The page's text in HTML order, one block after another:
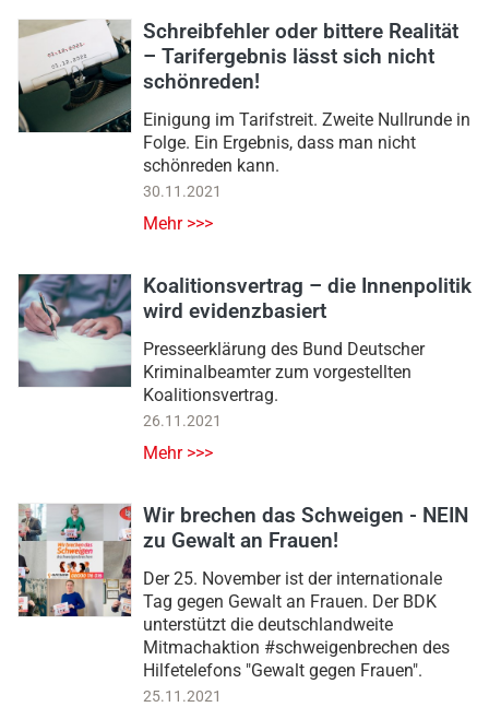
Schreibfehler oder bittere Realität
– Tarifergebnis lässt sich nicht
schönreden!
Einigung im Tarifstreit. Zweite Nullrunde in
Folge. Ein Ergebnis, dass man nicht
schönreden kann.
30.11.2021
Mehr >>>
Koalitionsvertrag – die Innenpolitik
wird evidenzbasiert
Presseerklärung des Bund Deutscher
Kriminalbeamter zum vorgestellten
Koalitionsvertrag.
26.11.2021
Mehr >>>
Wir brechen das Schweigen - NEIN
zu Gewalt an Frauen!
Der 25. November ist der internationale
Tag gegen Gewalt an Frauen. Der BDK
unterstützt die deutschlandweite
Mitmachaktion #schweigenbrechen des
Hilfetelefons "Gewalt gegen Frauen".
25.11.2021